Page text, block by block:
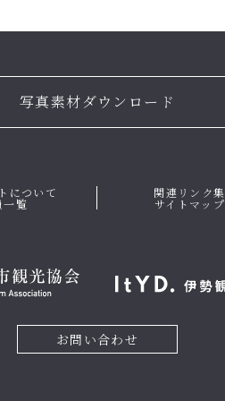
写真素材ダウンロード
について 関連リンク集
一覧 サイトマップ
お問い合わせ